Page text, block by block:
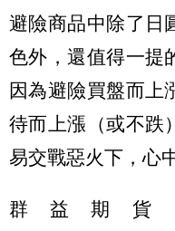
避險商品中除了日
色外，還值得一提
因為避險買盤而上
待而上漲（或不跌
易交戰惡火下，心
群益期貨